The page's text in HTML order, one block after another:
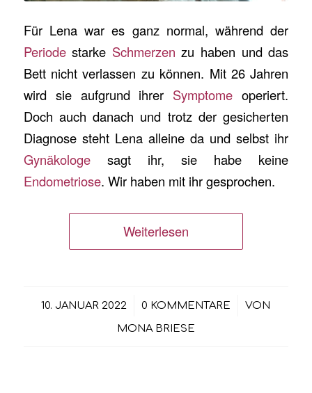
Für Lena war es ganz normal, während der
Periodestarke Schmerzen zu haben und das
Bett nicht verlassen zu können. Mit 26 Jahren
wird sie aufgrund ihrer Symptome operiert.
Doch auch danach und trotz der gesicherten
Diagnose steht Lena alleine da und selbst ihr
Gynäkologesagt ihr, sie habe keine
Endometriose. Wir haben mit ihr gesprochen.
Weiterlesen
10. JANUAR 2022
/ 0 KOMMENTARE
/ VON
MONA BRIESE